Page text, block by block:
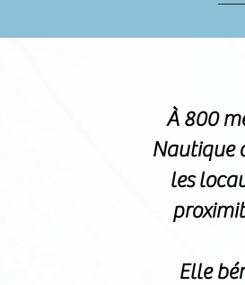
À 800
Nautique
les
Elle